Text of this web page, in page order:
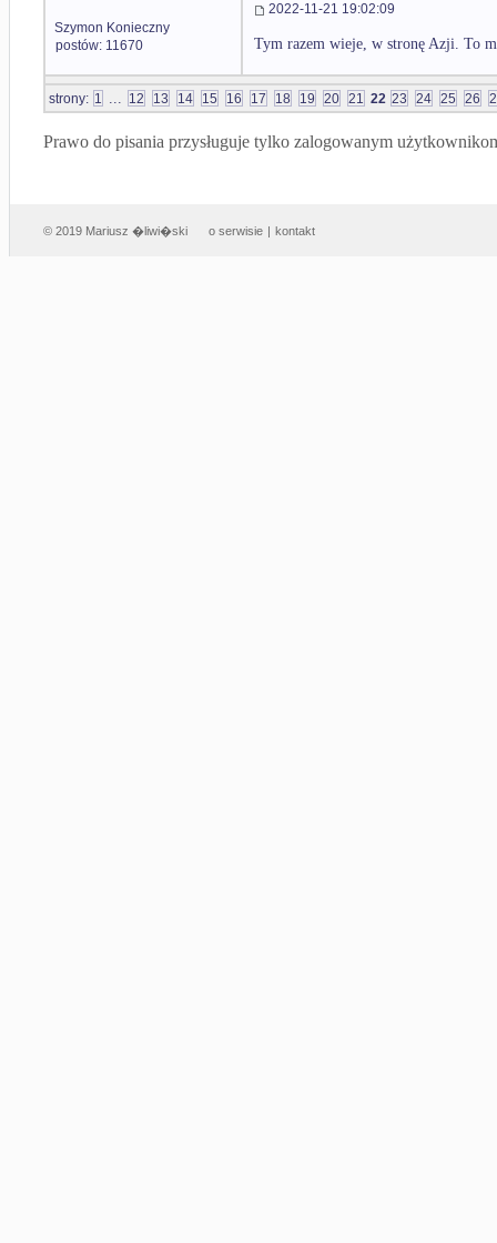
Szymon Konieczny
postów: 11670
2022-11-21 19:02:09
Tym razem wieje, w stronę Azji. To
strony: 1 ... 12 13 14 15 16 17 18 19 20 21 22 23 24 25 26
Prawo do pisania przysługuje tylko zalogowanym
© 2019 Mariusz �liwi�ski o serwisie | kontakt